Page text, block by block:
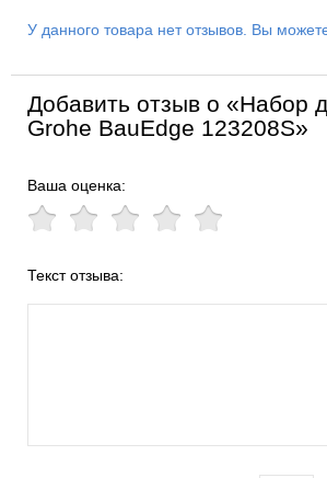
У данного товара нет отзывов. Вы
Добавить отзыв о «Набор
Grohe BauEdge 123208S»
Ваша оценка:
Текст отзыва: